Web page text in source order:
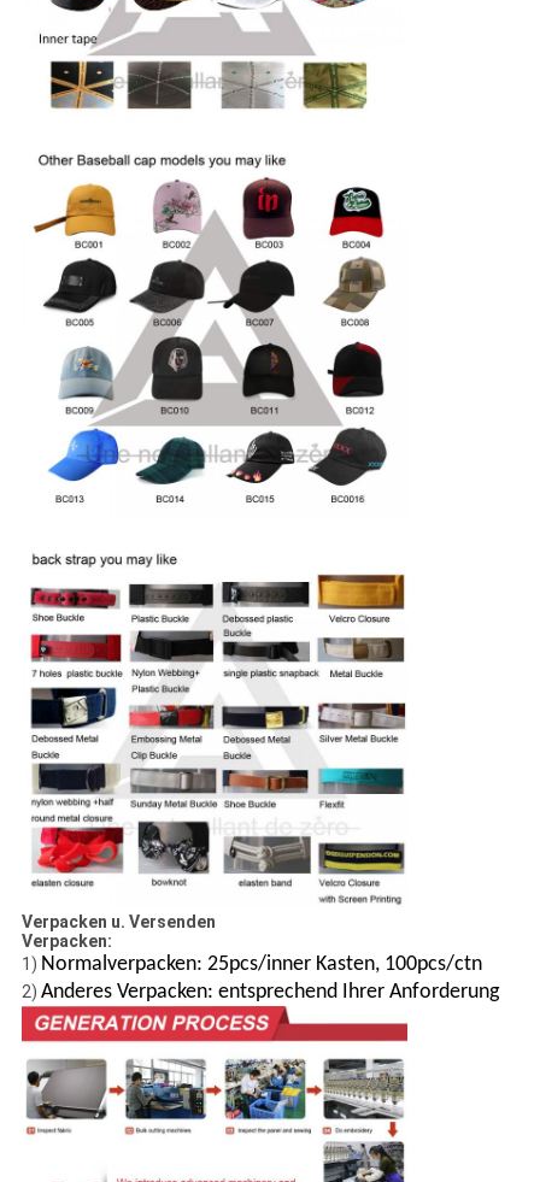
Verpacken u. Versenden
Verpacken:
1) Normalverpacken: 25pcs/inner Kasten, 100pcs/ctn
2) Anderes Verpacken: entsprechend Ihrer Anforderung